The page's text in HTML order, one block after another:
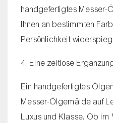
handgefertigtes Messer-
Ihnen an bestimmten
Persönlichkeit
4. Eine zeitlose
Ein handgefertigtes
Messer-Ölgemälde auf
Luxus und Klasse. Ob